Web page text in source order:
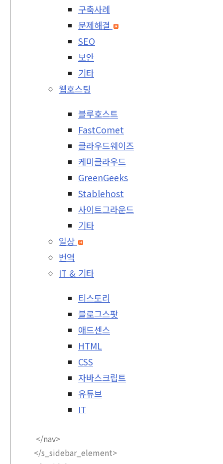
구축사례
문제해결
SEO
보안
기타
웹호스팅
블루호스트
FastComet
클라우드웨이즈
케미클라우드
GreenGeeks
Stablehost
사이트그라운드
기타
일상
번역
IT & 기타
티스토리
블로그스팟
애드센스
HTML
CSS
자바스크립트
유튜브
IT
</nav>
</s_sidebar_element>